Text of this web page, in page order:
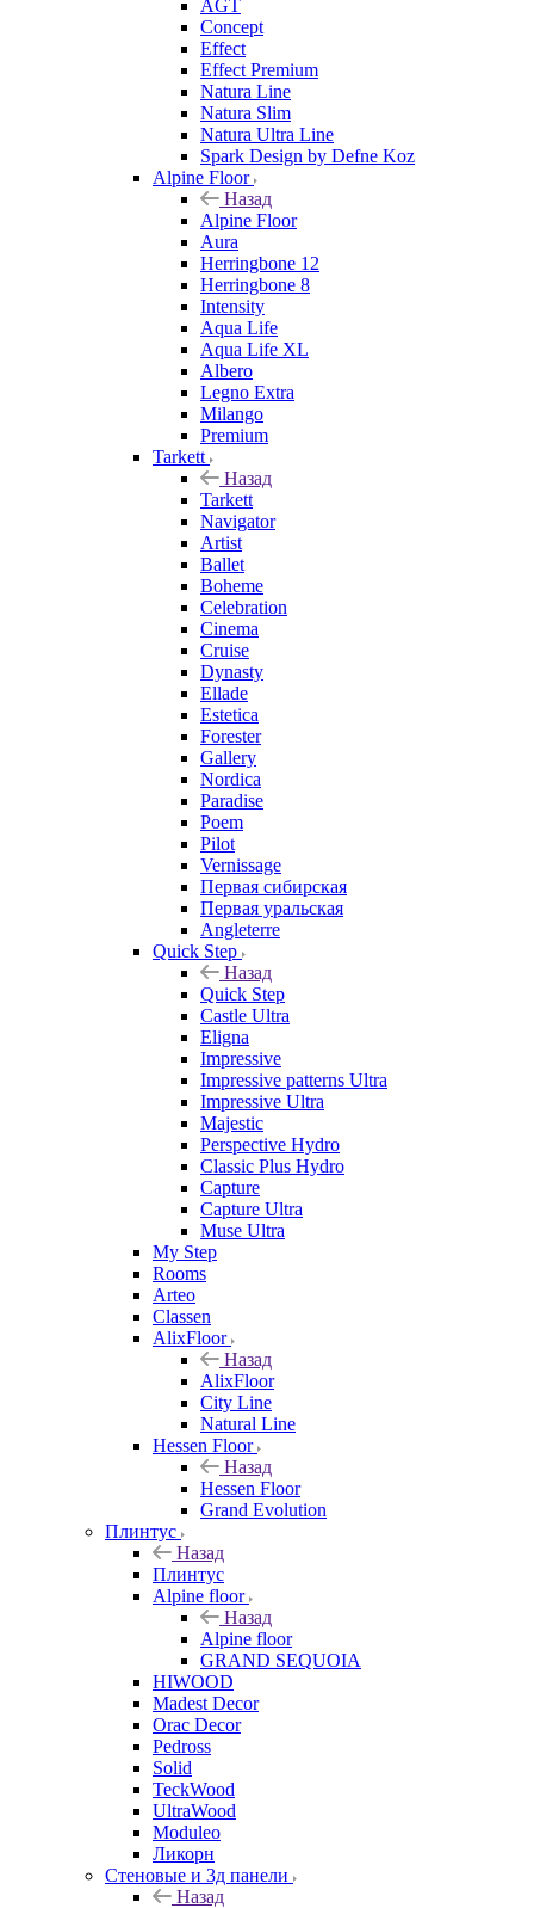
AGT
Concept
Effect
Effect Premium
Natura Line
Natura Slim
Natura Ultra Line
Spark Design by Defne Koz
Alpine Floor
Назад
Alpine Floor
Aura
Herringbone 12
Herringbone 8
Intensity
Aqua Life
Aqua Life XL
Albero
Legno Extra
Milango
Premium
Tarkett
Назад
Tarkett
Navigator
Artist
Ballet
Boheme
Celebration
Cinema
Cruise
Dynasty
Ellade
Estetica
Forester
Gallery
Nordica
Paradise
Poem
Pilot
Vernissage
Первая сибирская
Первая уральская
Angleterre
Quick Step
Назад
Quick Step
Castle Ultra
Eligna
Impressive
Impressive patterns Ultra
Impressive Ultra
Majestic
Perspective Hydro
Classic Plus Hydro
Capture
Capture Ultra
Muse Ultra
My Step
Rooms
Arteo
Classen
AlixFloor
Назад
AlixFloor
City Line
Natural Line
Hessen Floor
Назад
Hessen Floor
Grand Evolution
Плинтус
Назад
Плинтус
Alpine floor
Назад
Alpine floor
GRAND SEQUOIA
HIWOOD
Madest Decor
Orac Decor
Pedross
Solid
TeckWood
UltraWood
Moduleo
Ликорн
Стеновые и 3д панели
Назад